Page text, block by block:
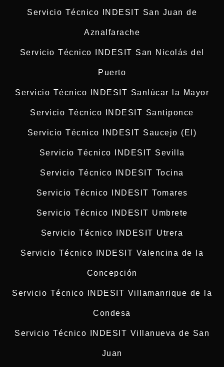
Servicio Técnico INDESIT San Juan de
Aznalfarache
Servicio Técnico INDESIT San Nicolás del
Puerto
Servicio Técnico INDESIT Sanlúcar la Mayor
Servicio Técnico INDESIT Santiponce
Servicio Técnico INDESIT Saucejo (El)
Servicio Técnico INDESIT Sevilla
Servicio Técnico INDESIT Tocina
Servicio Técnico INDESIT Tomares
Servicio Técnico INDESIT Umbrete
Servicio Técnico INDESIT Utrera
Servicio Técnico INDESIT Valencina de la
Concepción
Servicio Técnico INDESIT Villamanrique de la
Condesa
Servicio Técnico INDESIT Villanueva de San
Juan